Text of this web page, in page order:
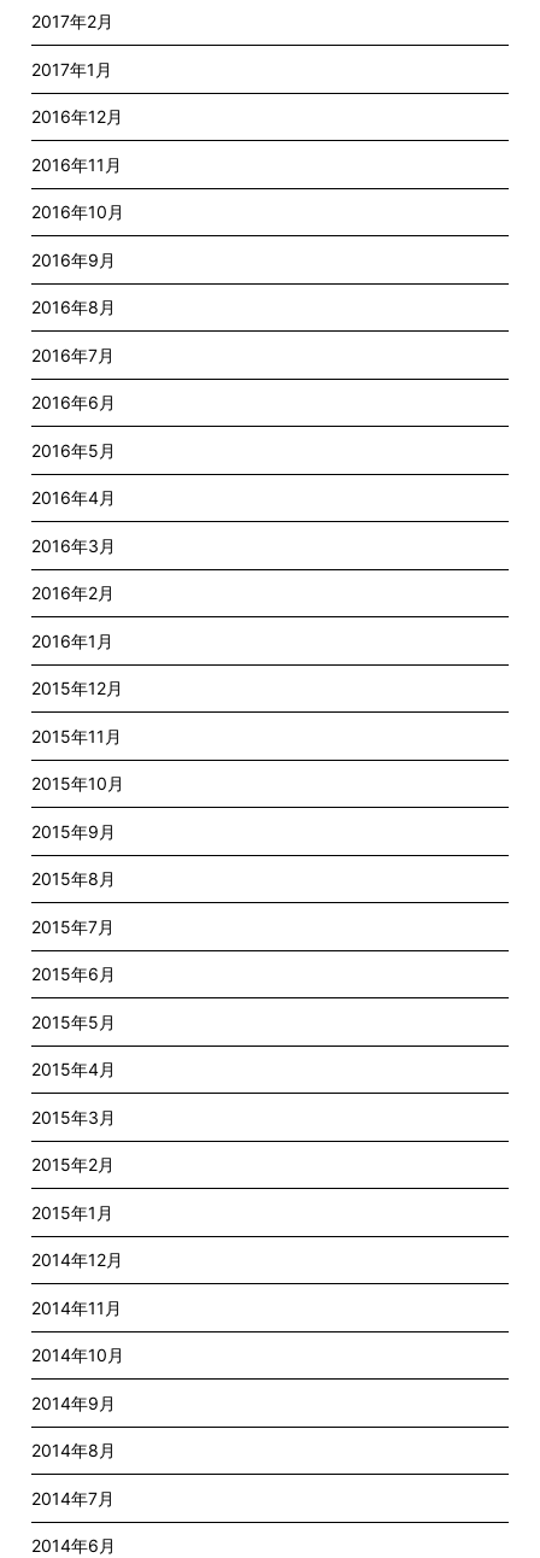
2017年2月
2017年1月
2016年12月
2016年11月
2016年10月
2016年9月
2016年8月
2016年7月
2016年6月
2016年5月
2016年4月
2016年3月
2016年2月
2016年1月
2015年12月
2015年11月
2015年10月
2015年9月
2015年8月
2015年7月
2015年6月
2015年5月
2015年4月
2015年3月
2015年2月
2015年1月
2014年12月
2014年11月
2014年10月
2014年9月
2014年8月
2014年7月
2014年6月